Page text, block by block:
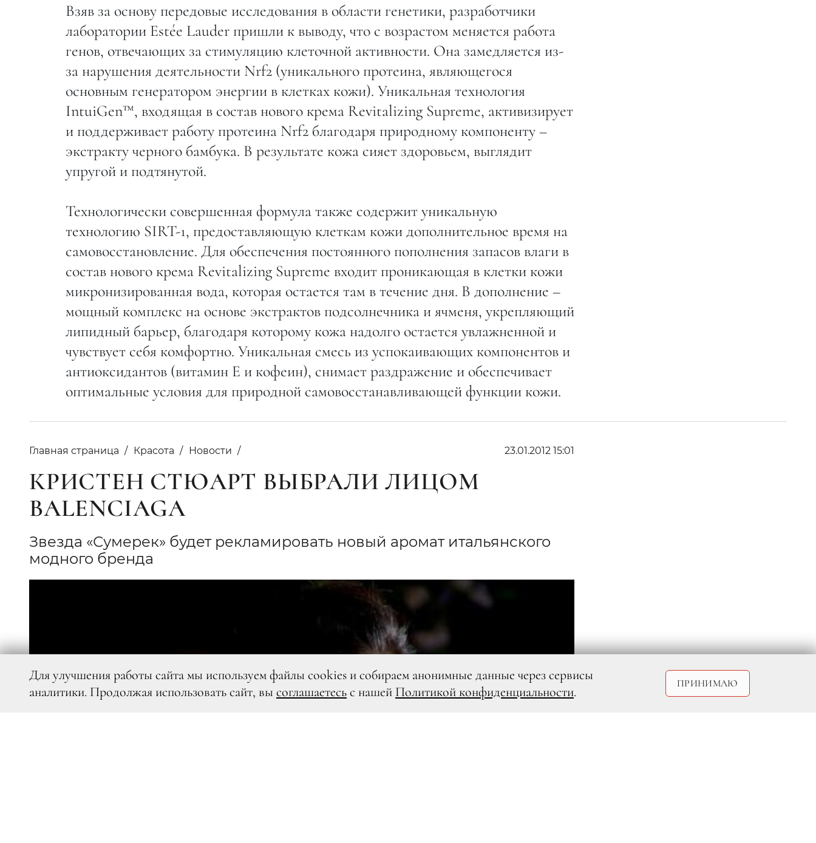
Взяв за основу передовые исследования в области генетики, разработчики
лаборатории Estée Lauder пришли к выводу, что с возрастом меняется работа
генов, отвечающих за стимуляцию клеточной активности. Она замедляется из-
за нарушения деятельности Nrf2 (уникального протеина, являющегося
основным генератором энергии в клетках кожи). Уникальная технология
IntuiGen™, входящая в состав нового крема Revitalizing Supreme, активизирует
и поддерживает работу протеина Nrf2 благодаря природному компоненту –
экстракту черного бамбука. В результате кожа сияет здоровьем, выглядит
упругой и подтянутой.
Технологически совершенная формула также содержит уникальную
технологию SIRT-1, предоставляющую клеткам кожи дополнительное время на
самовосстановление. Для обеспечения постоянного пополнения запасов влаги в
состав нового крема Revitalizing Supreme входит проникающая в клетки кожи
микронизированная вода, которая остается там в течение дня. В дополнение –
мощный комплекс на основе экстрактов подсолнечника и ячменя, укрепляющий
липидный барьер, благодаря которому кожа надолго остается увлажненной и
чувствует себя комфортно. Уникальная смесь из успокаивающих компонентов и
антиоксидантов (витамин Е и кофеин), снимает раздражение и обеспечивает
оптимальные условия для природной самовосстанавливающей функции кожи.
Главная страница Красота Новости 23.01.2012 15:01
КРИСТЕН СТЮАРТ ВЫБРАЛИ ЛИЦОМ
BALENCIAGA
Звезда «Сумерек» будет рекламировать новый аромат итальянского
модного бренда
Для улучшения работы сайта мы используем файлы cookies и собираем анонимные данные через сервисы
аналитики. Продолжая использовать сайт, вы соглашаетесьс нашей Политикой конфиденциальности.
ПРИНИМАЮ